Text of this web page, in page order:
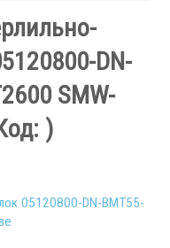
DN-
SMW-
)